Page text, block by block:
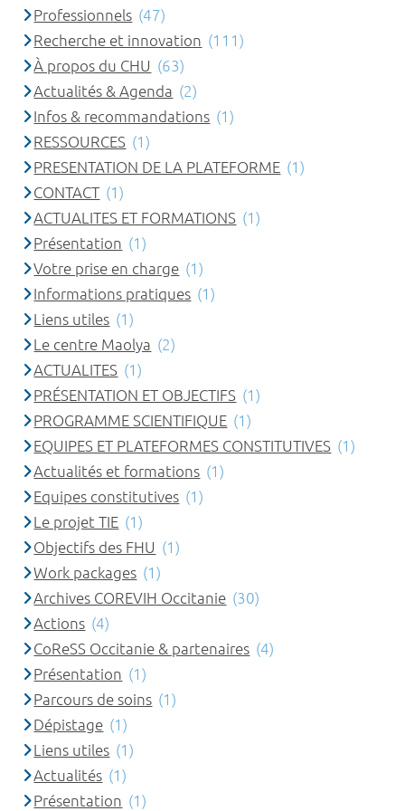
Professionnels (47)
Recherche et innovation (111)
À propos du CHU (63)
Actualités & Agenda (2)
Infos & recommandations (1)
RESSOURCES (1)
PRESENTATION DE LA PLATEFORME (1)
CONTACT (1)
ACTUALITES ET FORMATIONS (1)
Présentation (1)
Votre prise en charge (1)
Informations pratiques (1)
Liens utiles (1)
Le centre Maolya (2)
ACTUALITES (1)
PRÉSENTATION ET OBJECTIFS (1)
PROGRAMME SCIENTIFIQUE (1)
EQUIPES ET PLATEFORMES CONSTITUTIVES (1)
Actualités et formations (1)
Equipes constitutives (1)
Le projet TIE (1)
Objectifs des FHU (1)
Work packages (1)
Archives COREVIH Occitanie (30)
Actions (4)
CoReSS Occitanie & partenaires (4)
Présentation (1)
Parcours de soins (1)
Dépistage (1)
Liens utiles (1)
Actualités (1)
Présentation (1)